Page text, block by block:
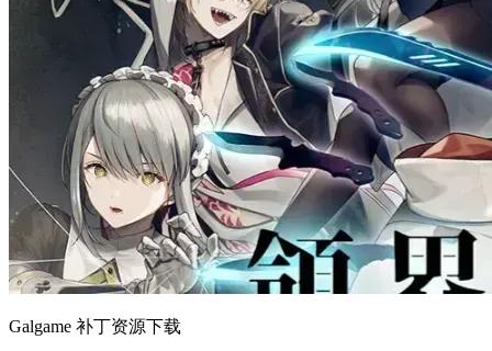
Galgame 补丁资源下载